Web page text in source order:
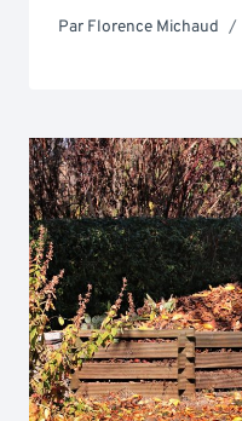
Par Florence Michaud